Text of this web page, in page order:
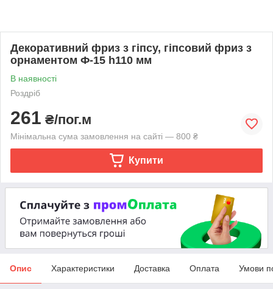
Декоративний фриз з гіпсу, гіпсовий фриз з
орнаментом Ф-15 h110 мм
В наявності
Роздріб
261 ₴/пог.м
Мінімальна сума замовлення на сайті — 800 ₴
Купити
Опис Характеристики Доставка Оплата Умови